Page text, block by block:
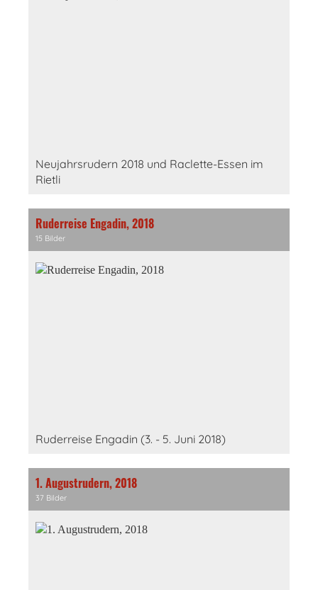
Neujahrsrudern 2018 und Raclette-Essen im
Rietli
Ruderreise Engadin, 2018
15 Bilder
Ruderreise Engadin (3. - 5. Juni 2018)
1. Augustrudern, 2018
37 Bilder